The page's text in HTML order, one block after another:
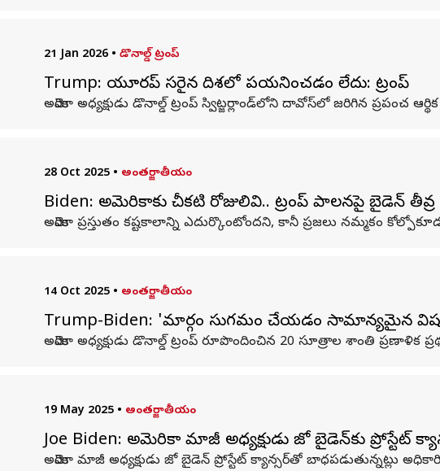
21 Jan 2026 • డొనాల్డ్ ట్రంప్
Trump: యూరప్ సరైన దిశలో పయనించడం లేదు: ట్రంప్
అమెరికా అధ్యక్షుడు డొనాల్డ్ ట్రంప్ స్విట్జర్లాండ్‌లోని దావోస్‌లో జరిగిన ప్రపంచ
28 Oct 2025 • అంతర్జాతీయం
Biden: అమెరికాకు చీకటి రోజులివి.. ట్రంప్‌ పాలనపై బైడెన్‌ తీవ్ర
అమెరికా ప్రస్తుతం కష్టకాలాన్ని ఎదుర్కొంటోందని, కానీ ప్రజలు నమ్మకం
14 Oct 2025 • అంతర్జాతీయం
Trump-Biden: 'మార్గం సుగమం చేయడం సామాన్యమైన
అమెరికా అధ్యక్షుడు డొనాల్డ్ ట్రంప్ రూపొందించిన 20 సూత్రాల శాంతి
19 May 2025 • అంతర్జాతీయం
Joe Biden: అమెరికా మాజీ అధ్యక్షుడు జో బైడెన్‌కు ప్రోస్టేట్‌
అమెరికా మాజీ అధ్యక్షుడు జో బైడెన్ ప్రోస్టేట్ క్యాన్సర్‌తో బాధపడుతున్నట్లు